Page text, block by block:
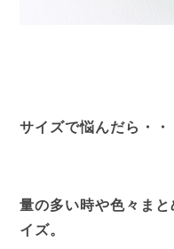
サイズで悩んだら・・
量の多い時や色々ま
イズ。